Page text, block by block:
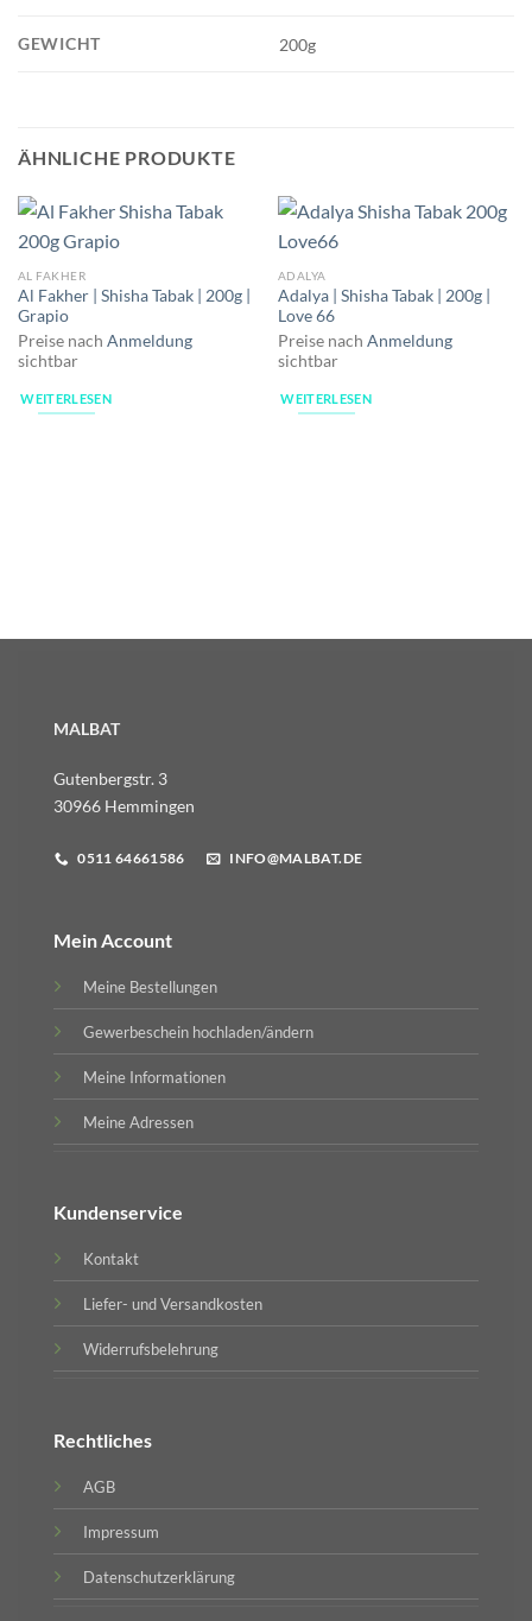
GEWICHT 200g
ÄHNLICHE PRODUKTE
AL FAKHER
Al Fakher | Shisha Tabak | 200g |
Grapio
Preise nach Anmeldung
sichtbar
WEITERLESEN
ADALYA
Adalya | Shisha Tabak | 200g |
Love 66
Preise nach Anmeldung
sichtbar
WEITERLESEN
MALBAT
Gutenbergstr. 3
30966 Hemmingen
0511 64661586 INFO@MALBAT.DE
Mein Account
Meine Bestellungen
Gewerbeschein hochladen/ändern
Meine Informationen
Meine Adressen
Kundenservice
Kontakt
Liefer- und Versandkosten
Widerrufsbelehrung
Rechtliches
AGB
Impressum
Datenschutzerklärung